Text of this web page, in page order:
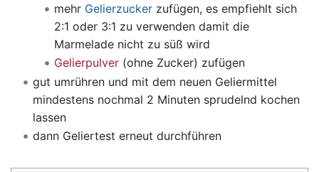
mehr Gelierzucker zufügen, es empfiehlt sich
2:1 oder 3:1 zu verwenden damit die
Marmelade nicht zu süß wird
Gelierpulver (ohne Zucker) zufügen
gut umrühren und mit dem neuen Geliermittel
mindestens nochmal 2 Minuten sprudelnd kochen
lassen
dann Geliertest erneut durchführen